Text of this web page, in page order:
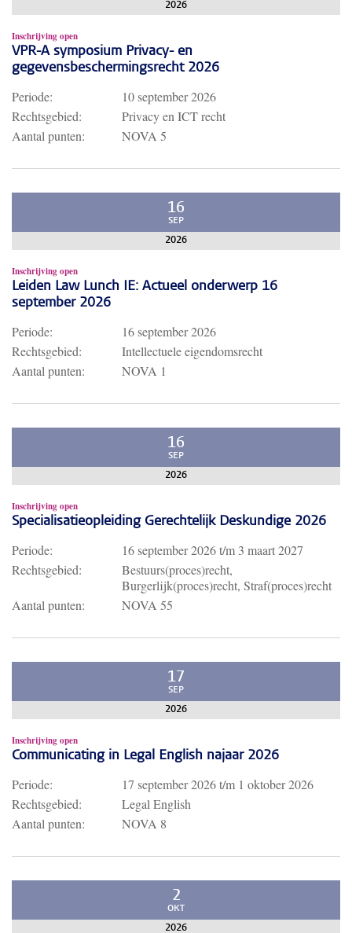
2026
Inschrijving open
VPR-A symposium Privacy- en
gegevensbeschermingsrecht 2026
Periode:
10 september 2026
Rechtsgebied:
Privacy en ICT recht
Aantal punten:
NOVA 5
16
SEP
2026
Inschrijving open
Leiden Law Lunch IE: Actueel onderwerp 16
september 2026
Periode:
16 september 2026
Rechtsgebied:
Intellectuele eigendomsrecht
Aantal punten:
NOVA 1
16
SEP
2026
Inschrijving open
Specialisatieopleiding Gerechtelijk Deskundige 2026
Periode: 16 september 2026t/m 3 maart 2027
Rechtsgebied:
Bestuurs(proces)recht,
Burgerlijk(proces)recht, Straf(proces)recht
Aantal punten:
NOVA 55
17
SEP
2026
Inschrijving open
Communicating in Legal English najaar 2026
Periode: 17 september 2026t/m 1 oktober 2026
Rechtsgebied:
Legal English
Aantal punten:
NOVA 8
2
OKT
2026